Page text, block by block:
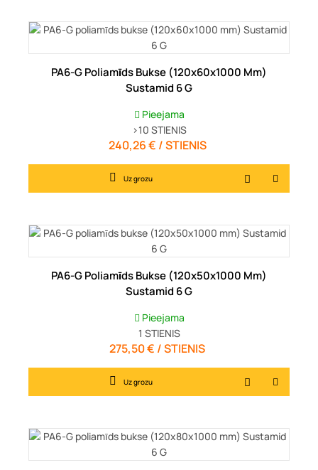
PA6-G Poliamīds Bukse (120x60x1000 Mm)
Sustamid 6 G
Pieejama
>10 STIENIS
Cena
240,26 € / STIENIS
Uz grozu
PA6-G Poliamīds Bukse (120x50x1000 Mm)
Sustamid 6 G
Pieejama
1 STIENIS
Cena
275,50 € / STIENIS
Uz grozu